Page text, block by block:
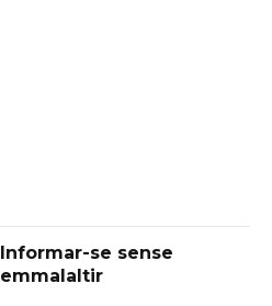
Informar-se sense
emmalaltir